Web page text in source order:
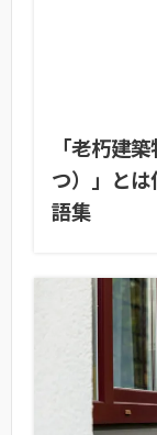
「老朽建
つ）」と
語集